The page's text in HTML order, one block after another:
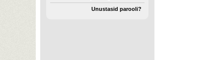
Unustasid parooli?